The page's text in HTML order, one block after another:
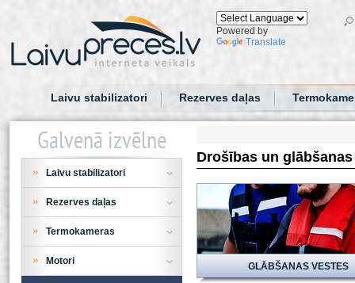
Powered by
Translate
Laivu stabilizatori Rezerves daļas
Drošības un
GLĀBŠANAS VESTES
Galvenā izvēlne
Laivu stabilizatori
Rezerves daļas
Termokameras
Motori